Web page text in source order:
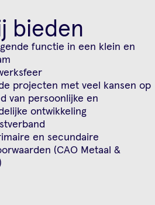
bieden
functie in een klein en
projecten met veel kansen op
van persoonlijke en
ontwikkeling
en secundaire
(CAO Metaal &